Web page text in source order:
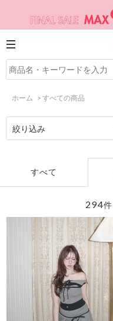
ホーム > すべての商品
絞り込み
すべて
294件